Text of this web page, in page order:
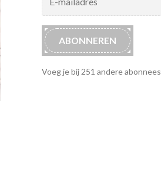
mailadres
ABONNEREN
Voeg je bij 251 andere abonnees